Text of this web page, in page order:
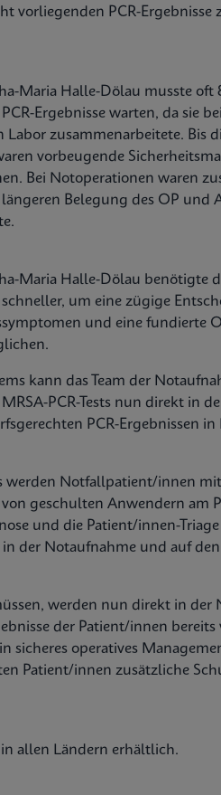
vorliegenden PCR-Ergebnisse
Maria Halle-Dölau musste oft
Ergebnisse warten, da sie
zusammenarbeitete. Bis
vorbeugende
Bei Notoperationen waren
Belegung des OP und
Maria Halle-Dölau benötigte
um eine zügige
und eine fundierte
kann das Team der
PCR-Tests nun direkt in
PCR-Ergebnissen
werden Notfallpatient/innen
geschulten Anwendern am
und die Patient/innen-
der Notaufnahme und auf
werden nun direkt in der
der Patient/innen
sicheres operatives
Patient/innen zusätzliche
allen Ländern erhältlich.